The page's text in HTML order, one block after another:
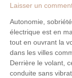
Laisser un
Autonomie,
électrique est en
tout en ouvrant la
dans les villes
Derrière le volant,
conduite sans